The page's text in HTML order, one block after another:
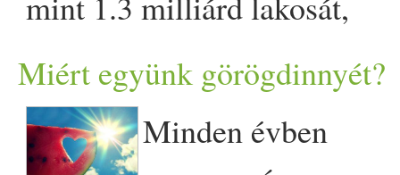
A chia magban
utáni sóvárgás
kiváló összetevője
hogy fogyasszanak kevesebb
húst csökkentvén ezzel a
szívbetegségek illetve a
Miért együnk görögdinnyét?
Minden évben